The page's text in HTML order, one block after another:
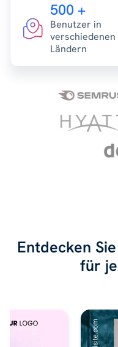
500 +
Benutzer in
verschiedenen
Ländern
Entdecken
für